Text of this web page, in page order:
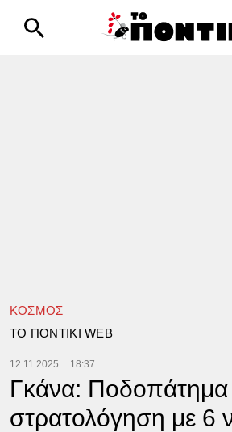
ΚΟΣΜΟΣ
TΟ ΠΟΝΤΙΚΙ WEB
12.11.2025 18:37
Γκάνα: Ποδοπάτημα
στρατολόγηση με 6